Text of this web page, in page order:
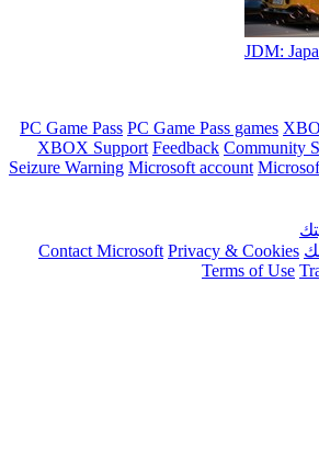
PC Game Pass PC Game Pass games
XBOX Support Feedback
Seizure Warning Microsoft account
Contact Microsoft Privacy &
Terms of